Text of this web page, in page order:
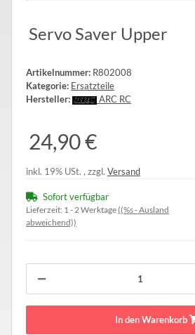
Servo Saver Upper
Artikelnummer: R802008
Kategorie: Ersatzteile
Hersteller:
ARC RC
24,90 €
inkl. 19% USt. , zzgl. Versand
Sofort verfügbar
Lieferzeit: 1 - 2 Werktage((%s - Ausland
abweichend))
In den Warenkorb